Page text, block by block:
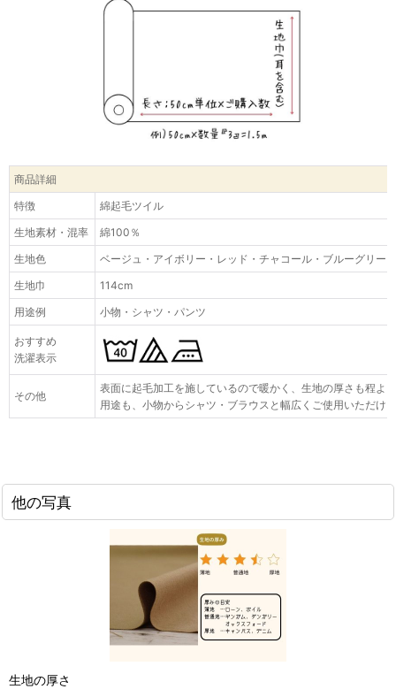
商品詳細
特徴
綿起毛ツイル
生地素材・混率
綿100％
生地色
ベージュ・アイボリー・レッド・チャコール・ブルーグリーン
生地巾
114cm
用途例
小物・シャツ・パンツ
おすすめ
洗濯表示
その他
表面に起毛加工を施しているので暖かく、生地の厚さも程よ
用途も、小物からシャツ・ブラウスと幅広くご使用いただけ
他の写真
生地の厚さ